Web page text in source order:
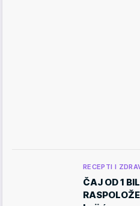
RECEPTI I
ČAJ OD 1